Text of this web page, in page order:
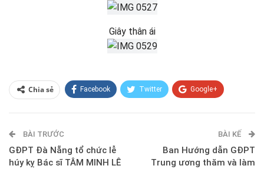
Giây thân ái
Chia sẻ Facebook Twitter Google+
E-mail
BÀI TRƯỚC
GĐPT Đà Nẵng tổ chức lễ
húy kỵ Bác sĩ TÂM MINH LÊ
BÀI KẾ
Ban Hướng dẫn GĐPT
Trung ương thăm và làm